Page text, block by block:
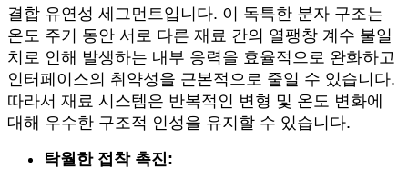
결합 유연성 세그먼트입니다. 이 독특한 분자 구조는
온도 주기 동안 서로 다른 재료 간의 열팽창 계수 불일
치로 인해 발생하는 내부 응력을 효율적으로 완화하고
인터페이스의 취약성을 근본적으로 줄일 수 있습니다.
따라서 재료 시스템은 반복적인 변형 및 온도 변화에
대해 우수한 구조적 인성을 유지할 수 있습니다.
탁월한 접착 촉진: